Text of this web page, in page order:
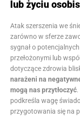
lub życiu
Atak szerszenia we
zarówno w sferze
sygnał o
przełożonymi lub
dotyczące zdrowia
narażeni na
mogą nas przytłoczyć
podkreśla wagę
przygotowania się na